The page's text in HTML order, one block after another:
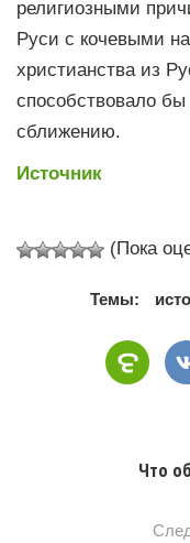
религиозными
Руси с кочевыми
христианства из
способствовало
сближению.
Источник
(Пока
Темы:
Что